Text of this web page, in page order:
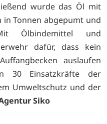
wurde das Öl mit
in Tonnen abgepumt und
Ölbindemittel und
dafür, dass kein
auslaufen
30 Einsatzkräfte der
Umweltschutz und der
Siko